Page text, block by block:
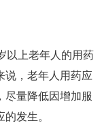
以上老年人的用药
说，老年人用药应
尽量降低因增加服
发生。